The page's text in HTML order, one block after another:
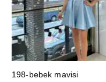
198-bebek mavisi